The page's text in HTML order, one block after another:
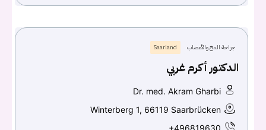
جراحة المخ والأعصاب Saarland
الدكتور أكرم غربي
Dr. med. Akram Gharbi
Winterberg 1, 66119 Saarbrücken
+496819630